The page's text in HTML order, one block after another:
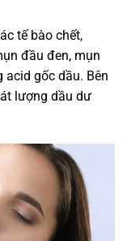
tế bào chết,
đầu đen, mụn
gốc dầu. Bên
lượng dầu dư